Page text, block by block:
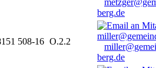
berg.de
508-16 O.2.2
berg.de